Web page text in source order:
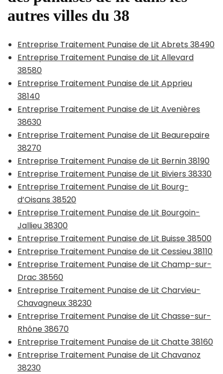
autres villes du 38
Entreprise Traitement Punaise de Lit Abrets 38490
Entreprise Traitement Punaise de Lit Allevard
38580
Entreprise Traitement Punaise de Lit Apprieu
38140
Entreprise Traitement Punaise de Lit Avenières
38630
Entreprise Traitement Punaise de Lit Beaurepaire
38270
Entreprise Traitement Punaise de Lit Bernin 38190
Entreprise Traitement Punaise de Lit Biviers 38330
Entreprise Traitement Punaise de Lit Bourg-
d’Oisans 38520
Entreprise Traitement Punaise de Lit Bourgoin-
Jallieu 38300
Entreprise Traitement Punaise de Lit Buisse 38500
Entreprise Traitement Punaise de Lit Cessieu 38110
Entreprise Traitement Punaise de Lit Champ-sur-
Drac 38560
Entreprise Traitement Punaise de Lit Charvieu-
Chavagneux 38230
Entreprise Traitement Punaise de Lit Chasse-sur-
Rhône 38670
Entreprise Traitement Punaise de Lit Chatte 38160
Entreprise Traitement Punaise de Lit Chavanoz
38230